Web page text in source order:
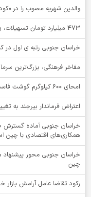
والدین شهریه مصوب را در
۴۷۳ میلیارد تومان تسهیلات، پشتوانه اشتغال مددجویان خراسان‌جنوبی
خراسان جنوبی رتبه ی اول در
مفاخر فرهنگی، بزرگ‌ترین
امحای ۶۰۰ کیلوگرم گوشت فاسد در دانشگاه خراسان‌جنوبی
اعتراض فرماندار بیرجند به
خراسان جنوبی آماده گسترش
همکاری‌های اقتصادی با چین
خراسان جنوبی محور پیشنهاد
چین
رکود تقاضا عامل آرامش بازار